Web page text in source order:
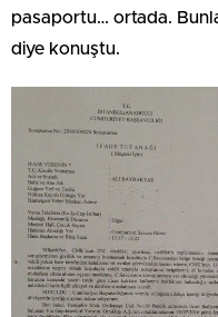
pasaportu… ortada.
diye konuştu.